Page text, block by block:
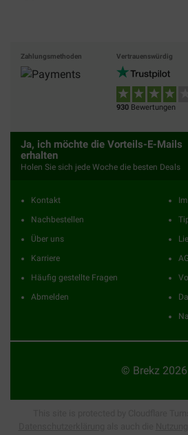
Zahlungsmethoden Vertrauenswürdig
930 Bewertungen
Ja, ich möchte die Vorteils-E-Mails
erhalten
Holen Sie sich jede Woche die besten Deals
Kontakt
Nachbestellen
Über uns
Karriere
Häufig gestellte Fragen
Abmelden
© Brekz 2026